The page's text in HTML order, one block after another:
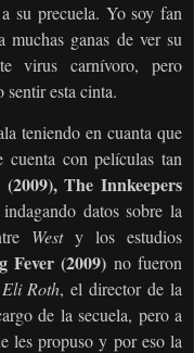
su precuela. Yo soy fan
ganas de ver su
virus carnívoro, pero
sentir esta cinta.
teniendo en cuanta que
con películas tan
The Innkeepers
datos sobre la
Westy los estudios
Fever (2009) no fueron
Eli Roth, el director de la
de la secuela, pero a
les propuso y por eso la